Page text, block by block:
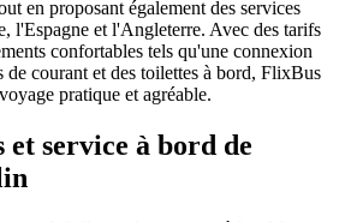
en proposant également des services
l'Espagne et l'Angleterre. Avec des tarifs
confortables tels qu'une connexion
de courant et des toilettes à bord, FlixBus
pratique et agréable.
et service à bord de